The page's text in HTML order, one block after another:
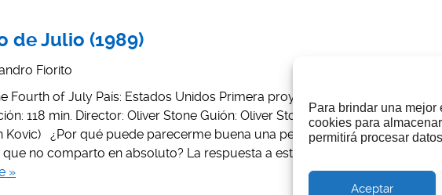
Para brindar una
cookies para
permitirá procesar
Aceptar
de Julio (1989)
Fiorito
Fourth of July País: Estados Unidos Primera proyección:
118 min. Director: Oliver Stone Guión: Oliver Stone & Ron
Kovic) ¿Por qué puede parecerme buena una película cuyo
no comparto en absoluto? La respuesta a esta pregunta
»